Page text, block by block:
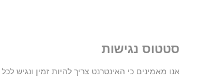
סטטוס נגישות
אנו מאמינים כי האינטרנט צריך להיות זמין